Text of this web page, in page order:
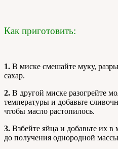
Как приготовить:
1. В миске смешайте муку,
сахар.
2. В другой миске разогрейте
температуры и добавьте
чтобы масло растопилось.
3. Взбейте яйца и добавьте их
до получения однородной